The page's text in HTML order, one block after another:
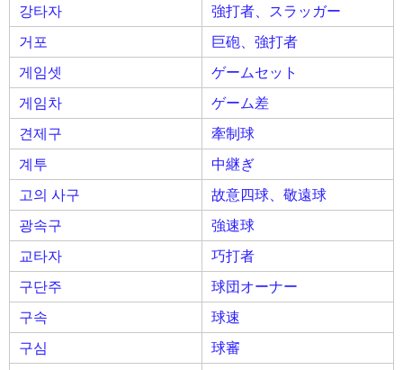
강타자
強打者、スラッガー
거포
巨砲、強打者
게임셋
ゲームセット
게임차
ゲーム差
견제구
牽制球
계투
中継ぎ
고의 사구
故意四球、敬遠球
광속구
強速球
교타자
巧打者
구단주
球団オーナー
구속
球速
구심
球審